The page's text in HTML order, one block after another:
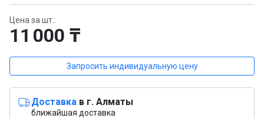
Цена за шт.:
11 000 ₸
Запросить индивидуальную цену
Доставка в г. Алматы
ближайшая доставка